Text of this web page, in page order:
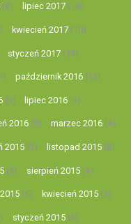
(8) lipiec 2017(18)
kwiecień 2017(10)
styczeń 2017(19)
październik 2016(13)
(3) lipiec 2016 (3)
2016 (5) marzec 2016 (4)
2015 (3) listopad 2015 (8)
(3) sierpień 2015(4)
(5) kwiecień 2015 (5)
styczeń 2015(3)